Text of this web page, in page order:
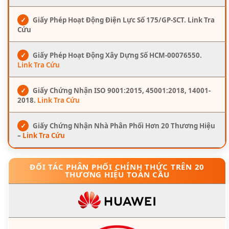
✓
Giấy Phép Hoạt Động Điện Lực Số 175/GP-SCT. Link Tra
Cứu
✓
Giấy Phép Hoạt Động Xây Dựng Số HCM-00076550.
Link Tra Cứu
✓
Giấy Chứng Nhận ISO 9001:2015, 45001:2018, 14001-
2018. Link Tra Cứu
✓
Giấy Chứng Nhận Nhà Phân Phối Hơn 20 Thương Hiệu
– Link Tra Cứu
ĐỐI TÁC PHÂN PHỐI CHÍNH THỨC TRÊN 20
THƯƠNG HIỆU TOÀN CẦU